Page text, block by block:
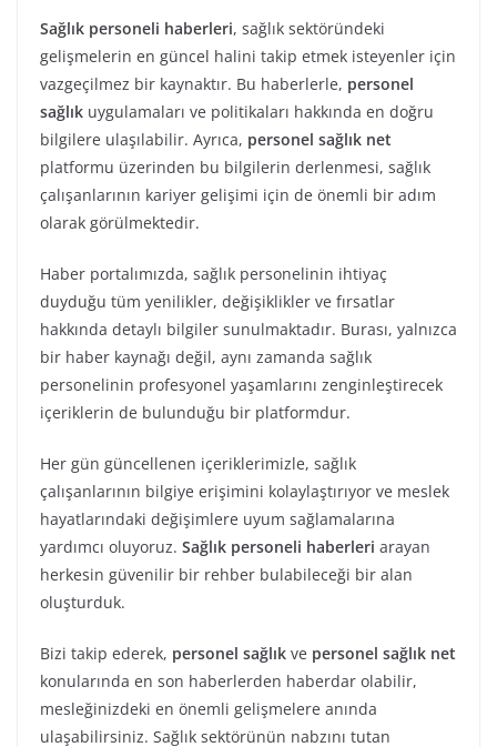
Sağlık personeli haberleri, sağlık sektöründeki
gelişmelerin en güncel halini takip etmek isteyenler için
vazgeçilmez bir kaynaktır. Bu haberlerle, personel
sağlık uygulamaları ve politikaları hakkında en doğru
bilgilere ulaşılabilir. Ayrıca, personel sağlık net
platformu üzerinden bu bilgilerin derlenmesi, sağlık
çalışanlarının kariyer gelişimi için de önemli bir adım
olarak görülmektedir.
Haber portalımızda, sağlık personelinin ihtiyaç
duyduğu tüm yenilikler, değişiklikler ve fırsatlar
hakkında detaylı bilgiler sunulmaktadır. Burası, yalnızca
bir haber kaynağı değil, aynı zamanda sağlık
personelinin profesyonel yaşamlarını zenginleştirecek
içeriklerin de bulunduğu bir platformdur.
Her gün güncellenen içeriklerimizle, sağlık
çalışanlarının bilgiye erişimini kolaylaştırıyor ve meslek
hayatlarındaki değişimlere uyum sağlamalarına
yardımcı oluyoruz. Sağlık personeli haberleri arayan
herkesin güvenilir bir rehber bulabileceği bir alan
oluşturduk.
Bizi takip ederek, personel sağlık ve personel sağlık net
konularında en son haberlerden haberdar olabilir,
mesleğinizdeki en önemli gelişmelere anında
ulaşabilirsiniz. Sağlık sektörünün nabzını tutan